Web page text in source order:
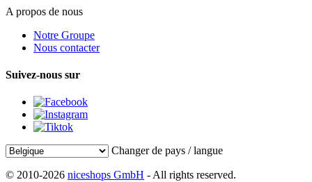
A propos de nous
Notre Groupe
Nous contacter
Suivez-nous sur
Changer de pays / langue
© 2010-2026 niceshops GmbH - All rights reserved.